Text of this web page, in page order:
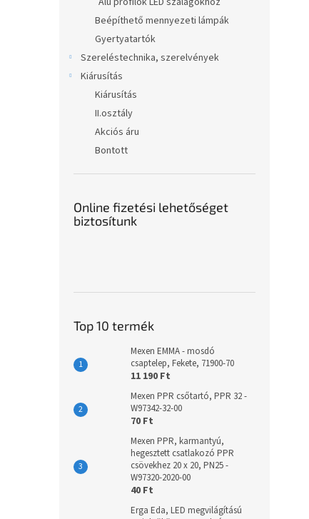
Beépíthető mennyezeti lámpák
Gyertyatartók
Szereléstechnika, szerelvények
Kiárusítás
Kiárusítás
II.osztály
Akciós áru
Bontott
Online fizetési lehetőséget
biztosítunk
Top 10 termék
Mexen EMMA - mosdó
csaptelep, Fekete, 71900-70
11 190 Ft
Mexen PPR csőtartó, PPR 32 -
W97342-32-00
70 Ft
Mexen PPR, karmantyú,
hegesztett csatlakozó PPR
csövekhez 20 x 20, PN25 -
W97320-2020-00
40 Ft
Erga Eda, LED megvilágítású